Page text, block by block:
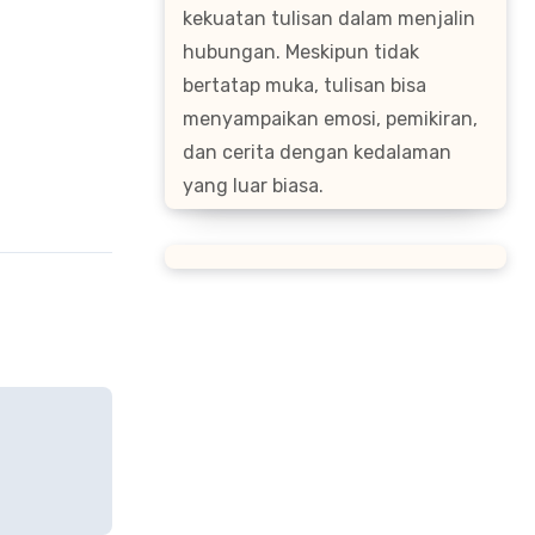
kekuatan tulisan dalam menjalin
hubungan. Meskipun tidak
bertatap muka, tulisan bisa
menyampaikan emosi, pemikiran,
dan cerita dengan kedalaman
yang luar biasa.